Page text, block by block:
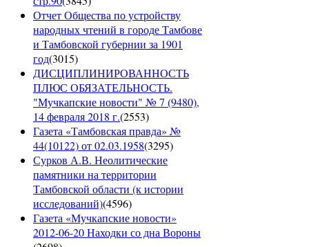
Отчет Общества по устройству
народных чтений в городе Тамбове
и Тамбовской губернии за 1901
год(3015)
ДИСЦИПЛИНИРОВАННОСТЬ
ПЛЮС ОБЯЗАТЕЛЬНОСТЬ.
"Мучкапские новости" № 7 (9480),
14 февраля 2018 г.(2553)
Газета «Тамбовская правда» №
44(10122) от 02.03.1958(3295)
Сурков А.В. Неолитические
памятники на территории
Тамбовской области (к истории
исследований)(4596)
Газета «Мучкапские новости»
2012-06-20 Находки со дна Вороны